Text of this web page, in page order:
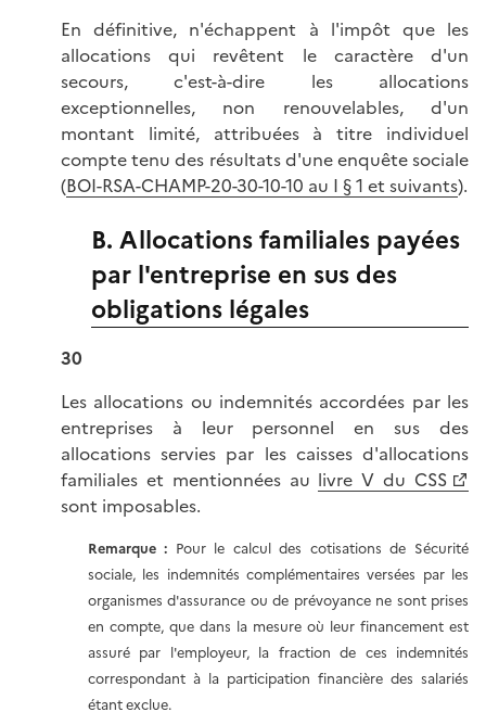
En définitive, n'échappent à l'impôt que les
allocations qui revêtent le caractère d'un
secours, c'est-à-dire les allocations
exceptionnelles, non renouvelables, d'un
montant limité, attribuées à titre individuel
compte tenu des résultats d'une enquête sociale
(BOI-RSA-CHAMP-20-30-10-10 au I § 1 et suivants).
B. Allocations familiales payées
par l'entreprise en sus des
obligations légales
30
Les allocations ou indemnités accordées par les
entreprises à leur personnel en sus des
allocations servies par les caisses d'allocations
familiales et mentionnées au livre V du CSS
sont imposables.
Remarque : Pour le calcul des cotisations de Sécurité
sociale, les indemnités complémentaires versées par les
organismes d'assurance ou de prévoyance ne sont prises
en compte, que dans la mesure où leur financement est
assuré par l'employeur, la fraction de ces indemnités
correspondant à la participation financière des salariés
étant exclue.